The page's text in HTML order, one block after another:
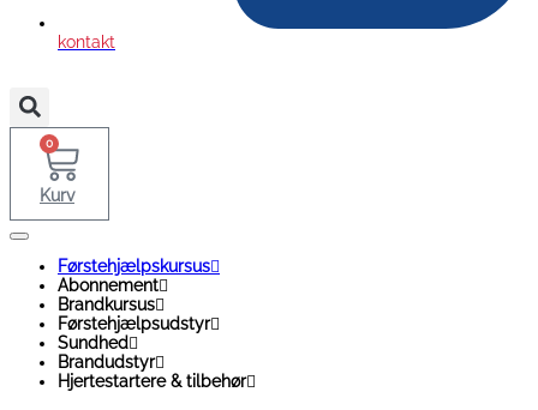
kontakt
0
Kurv
Førstehjælpskursus
Abonnement
Brandkursus
Førstehjælpsudstyr
Sundhed
Brandudstyr
Hjertestartere & tilbehør